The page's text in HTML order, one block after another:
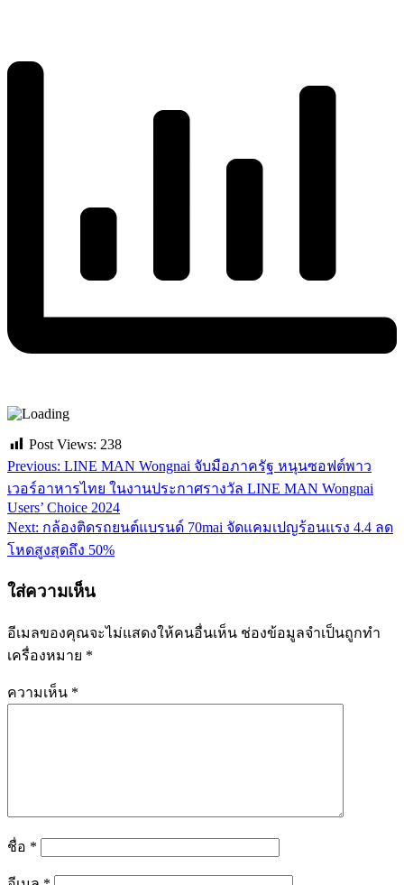
Post Views: 238
แนะแนว
เรื่อง
Previous: LINE MAN Wongnai จับมือภาครัฐ หนุนซอฟต์พาว
เวอร์อาหารไทย ในงานประกาศรางวัล LINE MAN Wongnai
Users’ Choice 2024
Next: กล้องติดรถยนต์แบรนด์ 70mai จัดแคมเปญร้อนแรง 4.4 ลด
โหดสูงสุดถึง 50%
ใส่ความเห็น
อีเมลของคุณจะไม่แสดงให้คนอื่นเห็น ช่องข้อมูลจำเป็นถูกทำ
เครื่องหมาย *
ความเห็น *
ชื่อ *